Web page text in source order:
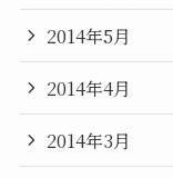
2014年5月
2014年4月
2014年3月